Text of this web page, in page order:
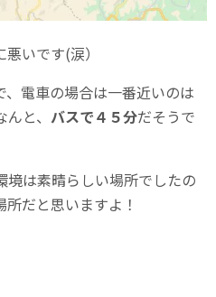
いです(涙）
電車の場合は一番近いのは
と、 バスで４５分だそうで
境は素晴らしい場所でしたの
だと思いますよ！